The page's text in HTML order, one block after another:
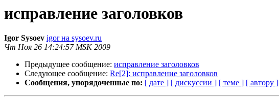
исправление заголовков
Igor Sysoev igor на sysoev.ru
Чт Ноя 26 14:24:57 MSK 2009
Предыдущее сообщение: исправление заголовков
Следующее сообщение: Re[2]: исправление заголовков
Сообщения, упорядоченные по: [ дате ] [ дискуссии ] [ теме ] [ автору ]